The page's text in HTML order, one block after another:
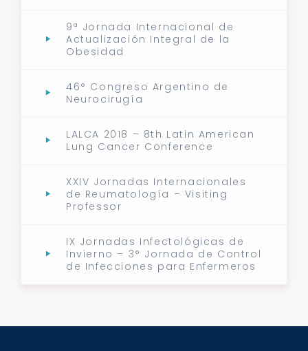
9ª Jornada Internacional de
Actualización Integral de la
Obesidad
46° Congreso Argentino de
Neurocirugía
LALCA 2018 – 8th Latin American
Lung Cancer Conference
XXIV Jornadas Internacionales
de Reumatología – Visiting
Professor
IX Jornadas Infectológicas de
Invierno – 3° Jornada de Control
de Infecciones para Enfermeros